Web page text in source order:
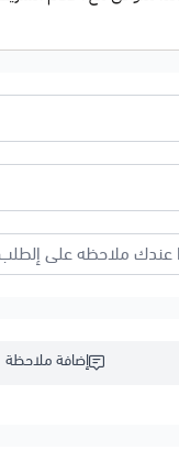
إضافة ملاحظة